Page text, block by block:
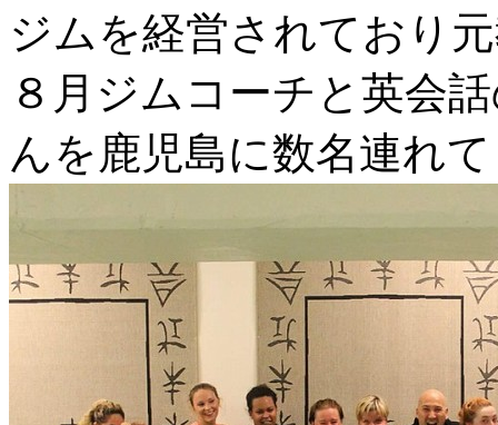
ジムを経営されており
８月ジムコーチと英会
んを鹿児島に数名連れ